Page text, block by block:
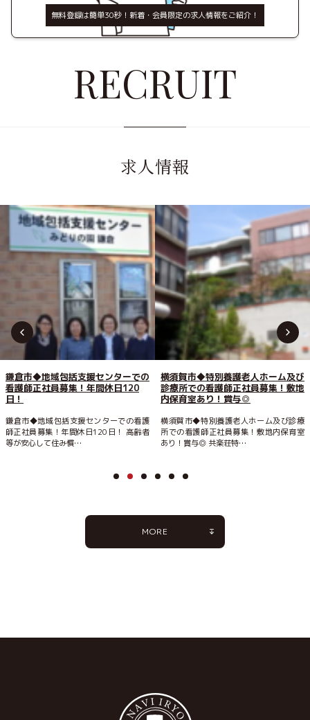
無料登録は簡単30秒！新着・会員限定の求人情報をご紹介！
RECRUIT
求人情報
鎌倉市◆地域包括支援センターでの
看護師正社員募集！年間休日120
日！
鎌倉市◆地域包括支援センターでの看護
師正社員募集！年間休日120日！ 高齢者
等が安心して住み慣…
横須賀市◆特別養護老人ホーム及び
診療所での看護師正社員募集！敷地
内保育室あり！賞与◎
横須賀市◆特別養護老人ホーム及び診療
所での看護師正社員募集！敷地内保育室
あり！賞与◎ 共楽荘特…
MORE